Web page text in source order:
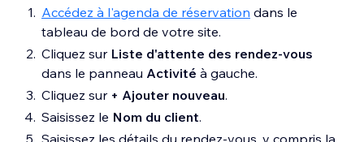
Accédez à l'agenda de réservation dans le
tableau de bord de votre site.
Cliquez sur Liste d'attente des rendez-vous
dans le panneau Activité à gauche.
Cliquez sur + Ajouter nouveau.
Saisissez le Nom du client.